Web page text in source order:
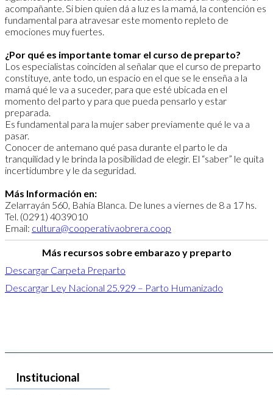
acompañante. Si bien quien dá a luz es la mamá, la contención es
fundamental para atravesar este momento repleto de
emociones muy fuertes.
¿Por qué es importante tomar el curso de preparto?
Los especialistas coinciden al señalar que el curso de preparto
constituye, ante todo, un espacio en el que se le enseña a la
mamá qué le va a suceder, para que esté ubicada en el
momento del parto y para que pueda pensarlo y estar
preparada.
Es fundamental para la mujer saber previamente qué le va a
pasar.
Conocer de antemano qué pasa durante el parto le da
tranquilidad y le brinda la posibilidad de elegir. El “saber” le quita
incertidumbre y le da seguridad.
Más Información en:
Zelarrayán 560, Bahía Blanca. De lunes a viernes de 8 a 17 hs.
Tel. (0291) 4039010
Email: cultura@cooperativaobrera.coop
Más recursos sobre embarazo y preparto
Descargar Carpeta Preparto
Descargar Ley Nacional 25.929 – Parto Humanizado
Institucional